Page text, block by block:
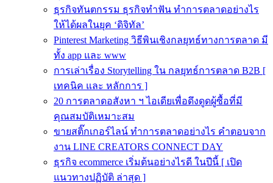
ธุรกิจทันตกรรม ธุรกิจทำฟัน ทำการตลาดอย่างไร
ให้ได้ผลในยุค ‘ดิจิทัล’
Pinterest Marketing วิธีพินเชิงกลยุทธ์ทางการตลาด มี
ทั้ง app และ www
การเล่าเรื่อง Storytelling ใน กลยุทธ์การตลาด B2B [
เทคนิค และ หลักการ ]
20 การตลาดอสังหา ฯ ไอเดียเพื่อดึงดูดผู้ซื้อที่มี
คุณสมบัติเหมาะสม
ขายสติ๊กเกอร์ไลน์ ทำการตลาดอย่างไร คำตอบจาก
งาน LINE CREATORS CONNECT DAY
ธุรกิจ ecommerce เริ่มต้นอย่างไรดี ในปีนี้ [ เปิด
แนวทางปฏิบัติ ล่าสุด ]